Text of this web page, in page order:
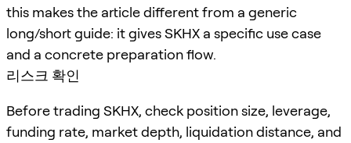
this makes the article different from a generic
long/short guide: it gives SKHX a specific use case
and a concrete preparation flow.
리스크 확인
Before trading SKHX, check position size, leverage,
funding rate, market depth, liquidation distance, and